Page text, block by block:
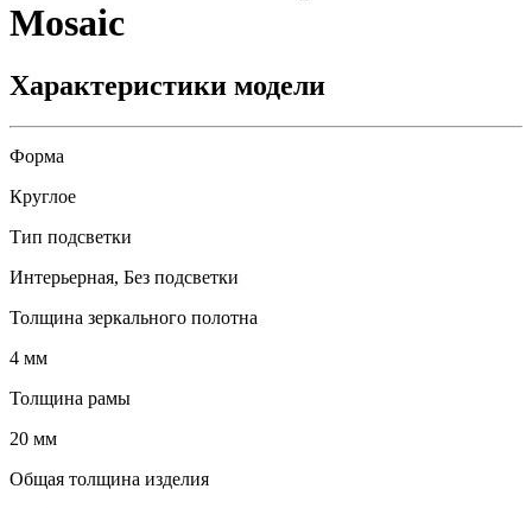
Mosaic
Характеристики модели
Форма
Круглое
Тип подсветки
Интерьерная, Без подсветки
Толщина зеркального полотна
4 мм
Толщина рамы
20 мм
Общая толщина изделия